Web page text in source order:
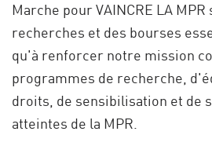
Marche pour VAINCRE LA
recherches et des bourses
qu'à renforcer notre mission
programmes de recherche,
droits, de sensibilisation et de
atteintes de la MPR.